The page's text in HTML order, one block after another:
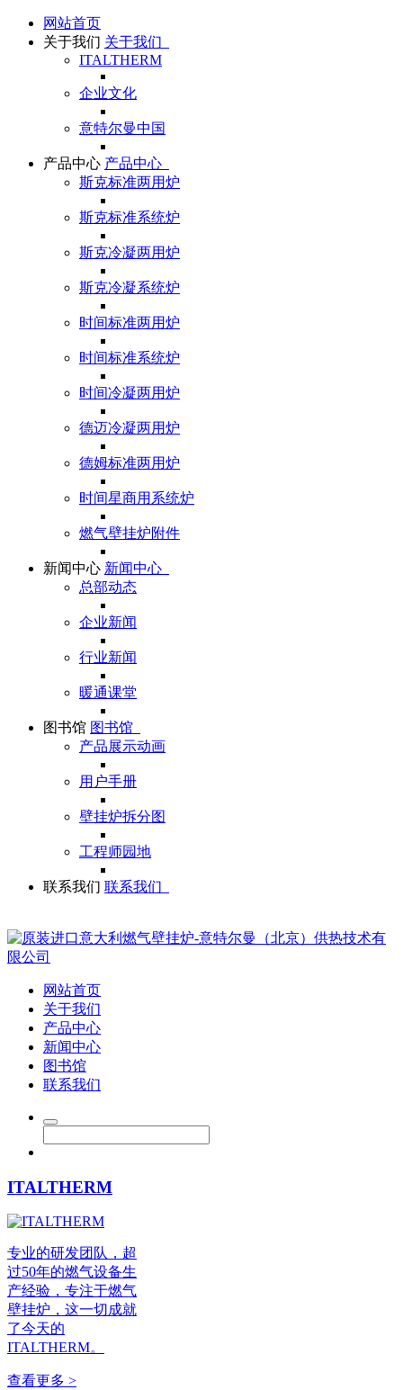
网站首页
关于我们 关于我们
ITALTHERM
企业文化
意特尔曼中国
产品中心 产品中心
斯克标准两用炉
斯克标准系统炉
斯克冷凝两用炉
斯克冷凝系统炉
时间标准两用炉
时间标准系统炉
时间冷凝两用炉
德迈冷凝两用炉
德姆标准两用炉
时间星商用系统炉
燃气壁挂炉附件
新闻中心 新闻中心
总部动态
企业新闻
行业新闻
暖通课堂
图书馆 图书馆
产品展示动画
用户手册
壁挂炉拆分图
工程师园地
联系我们 联系我们
网站首页
关于我们
产品中心
新闻中心
图书馆
联系我们
ITALTHERM
专业的研发团队，超
过50年的燃气设备生
产经验，专注于燃气
壁挂炉，这一切成就
了今天的
ITALTHERM。
查看更多 >